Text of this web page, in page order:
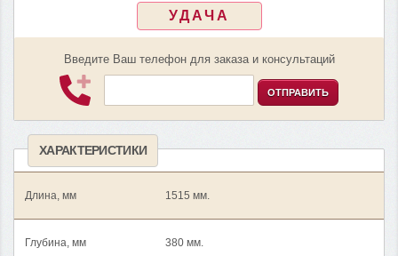
УДАЧА
Введите Ваш телефон для заказа и консультаций
ОТПРАВИТЬ
ХАРАКТЕРИСТИКИ
Длина, мм 1515 мм.
Глубина, мм 380 мм.